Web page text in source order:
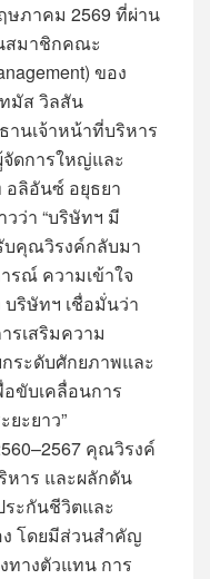
ษภาคม 2569 ที่ผ่าน
สมาชิกคณะ
ของ
มัส วิลสัน
านเจ้าหน้าที่บริหาร
ดการใหญ่และ
อลิอันซ์ อยุธยา
ว่า “บริษัทฯ มี
บคุณวิรงค์กลับมา
รณ์ ความเข้าใจ
ริษัทฯ เชื่อมั่นว่า
เสริมความ
ระดับศักยภาพและ
ขับเคลื่อนการ
ยะยาว”
คุณวิรงค์
าร และผลักดัน
ะกันชีวิตและ
โดยมีส่วนสำคัญ
ทางตัวแทน การ